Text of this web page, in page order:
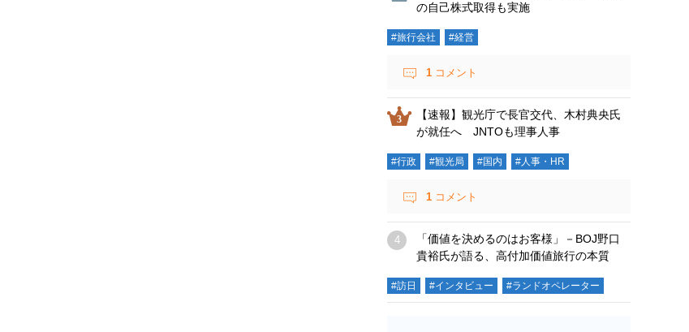
の自己株式取得も実施
#旅行会社 #経営
1 コメント
【速報】観光庁で長官交代、木村典央氏
が就任へ JNTOも理事人事
#行政 #観光局 #国内 #人事・HR
1 コメント
「価値を決めるのはお客様」－BOJ野口
貴裕氏が語る、高付加価値旅行の本質
#訪日 #インタビュー #ランドオペレーター